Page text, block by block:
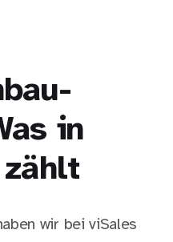
in
wir bei viSales